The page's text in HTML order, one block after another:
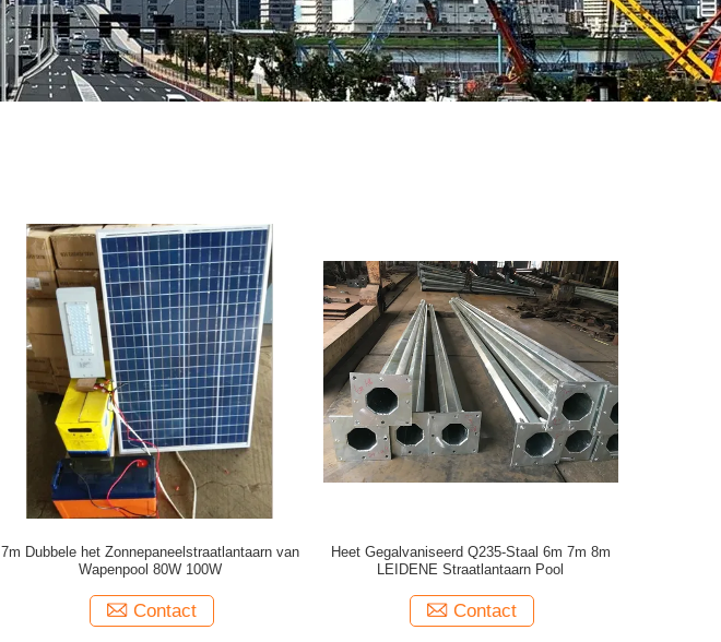
7m Dubbele het Zonnepaneelstraatlantaarn van
Wapenpool 80W 100W
Contact
Heet Gegalvaniseerd Q235-Staal 6m 7m 8m
LEIDENE Straatlantaarn Pool
Contact